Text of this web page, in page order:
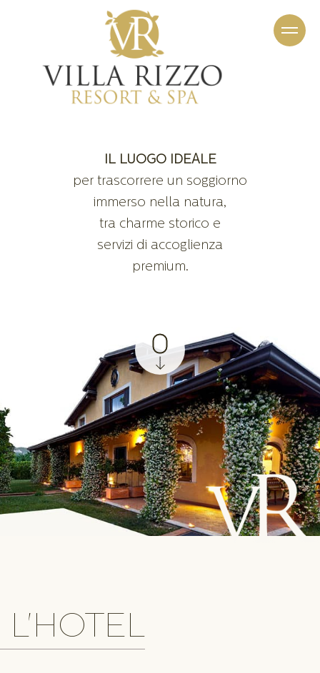
IL LUOGO IDEALE
per trascorrere un soggiorno
immerso nella natura,
tra charme storico e
servizi di accoglienza
premium.
L'HOTEL